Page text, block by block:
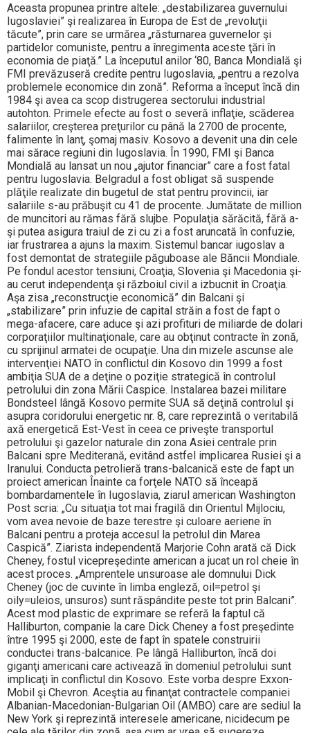
Aceasta propunea printre altele: „destabilizarea guvernului
Iugoslaviei” şi realizarea în Europa de Est de „revoluţii
tăcute”, prin care se urmărea „răsturnarea guvernelor şi
partidelor comuniste, pentru a înregimenta aceste ţări în
economia de piaţă.” La începutul anilor ‘80, Banca Mondială şi
FMI prevăzuseră credite pentru Iugoslavia, „pentru a rezolva
problemele economice din zonă”. Reforma a început încă din
1984 şi avea ca scop distrugerea sectorului industrial
autohton. Primele efecte au fost o severă inflaţie, scăderea
salariilor, creşterea preţurilor cu până la 2700 de procente,
falimente în lanţ, şomaj masiv. Kosovo a devenit una din cele
mai sărace regiuni din Iugoslavia. În 1990, FMI şi Banca
Mondială au lansat un nou „ajutor financiar” care a fost fatal
pentru Iugoslavia. Belgradul a fost obligat să suspende
plăţile realizate din bugetul de stat pentru provincii, iar
salariile s-au prăbuşit cu 41 de procente. Jumătate de million
de muncitori au rămas fără slujbe. Populaţia sărăcită, fără a-
şi putea asigura traiul de zi cu zi a fost aruncată în confuzie,
iar frustrarea a ajuns la maxim. Sistemul bancar iugoslav a
fost demontat de strategiile păguboase ale Băncii Mondiale.
Pe fondul acestor tensiuni, Croaţia, Slovenia şi Macedonia şi-
au cerut independenţa şi războiul civil a izbucnit în Croaţia.
Aşa zisa „reconstrucţie economică” din Balcani şi
„stabilizare” prin infuzie de capital străin a fost de fapt o
mega-afacere, care aduce şi azi profituri de miliarde de dolari
corporaţiilor multinaţionale, care au obţinut contracte în zonă,
cu sprijinul armatei de ocupaţie. Una din mizele ascunse ale
intervenţiei NATO în conflictul din Kosovo din 1999 a fost
ambiţia SUA de a deţine o poziţie strategică în controlul
petrolului din zona Mării Caspice. Instalarea bazei militare
Bondsteel lângă Kosovo permite SUA să deţină controlul şi
asupra coridorului energetic nr. 8, care reprezintă o veritabilă
axă energetică Est-Vest în ceea ce priveşte transportul
petrolului şi gazelor naturale din zona Asiei centrale prin
Balcani spre Mediterană, evitând astfel implicarea Rusiei şi a
Iranului. Conducta petrolieră trans-balcanică este de fapt un
proiect american Înainte ca forţele NATO să înceapă
bombardamentele în Iugoslavia, ziarul american Washington
Post scria: „Cu situaţia tot mai fragilă din Orientul Mijlociu,
vom avea nevoie de baze terestre şi culoare aeriene în
Balcani pentru a proteja accesul la petrolul din Marea
Caspică”. Ziarista independentă Marjorie Cohn arată că Dick
Cheney, fostul vicepreşedinte american a jucat un rol cheie în
acest proces. „Amprentele unsuroase ale domnului Dick
Cheney (joc de cuvinte în limba engleză, oil=petrol şi
oily=uleios, unsuros) sunt răspândite peste tot prin Balcani”.
Acest mod plastic de exprimare se referă la faptul că
Halliburton, companie la care Dick Cheney a fost preşedinte
între 1995 şi 2000, este de fapt în spatele construirii
conductei trans-balcanice. Pe lângă Halliburton, încă doi
giganţi americani care activează în domeniul petrolului sunt
implicaţi în conflictul din Kosovo. Este vorba despre Exxon-
Mobil şi Chevron. Aceştia au finanţat contractele companiei
Albanian-Macedonian-Bulgarian Oil (AMBO) care are sediul la
New York şi reprezintă interesele americane, nicidecum pe